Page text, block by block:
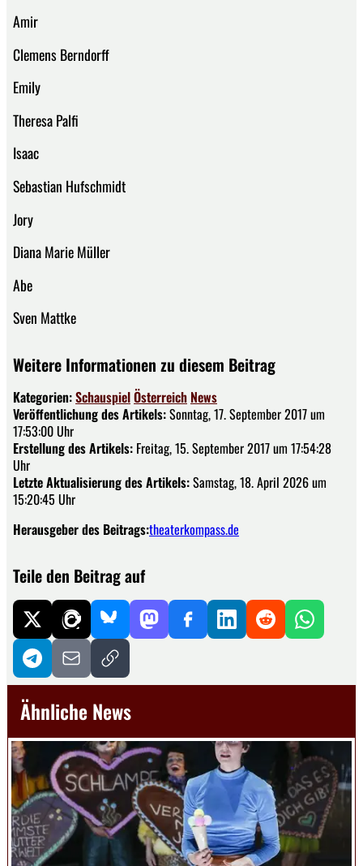
Amir
Clemens Berndorff
Emily
Theresa Palfi
Isaac
Sebastian Hufschmidt
Jory
Diana Marie Müller
Abe
Sven Mattke
Weitere Informationen zu diesem Beitrag
Kategorien:SchauspielÖsterreich News
Veröffentlichung des Artikels:Sonntag, 17. September 2017 um
17:53:00 Uhr
Erstellung des Artikels: Freitag, 15. September 2017 um 17:54:28
Uhr
Letzte Aktualisierung des Artikels:Samstag, 18. April 2026 um
15:20:45 Uhr
Herausgeber des Beitrags:theaterkompass.de
Teile den Beitrag auf
Ähnliche News